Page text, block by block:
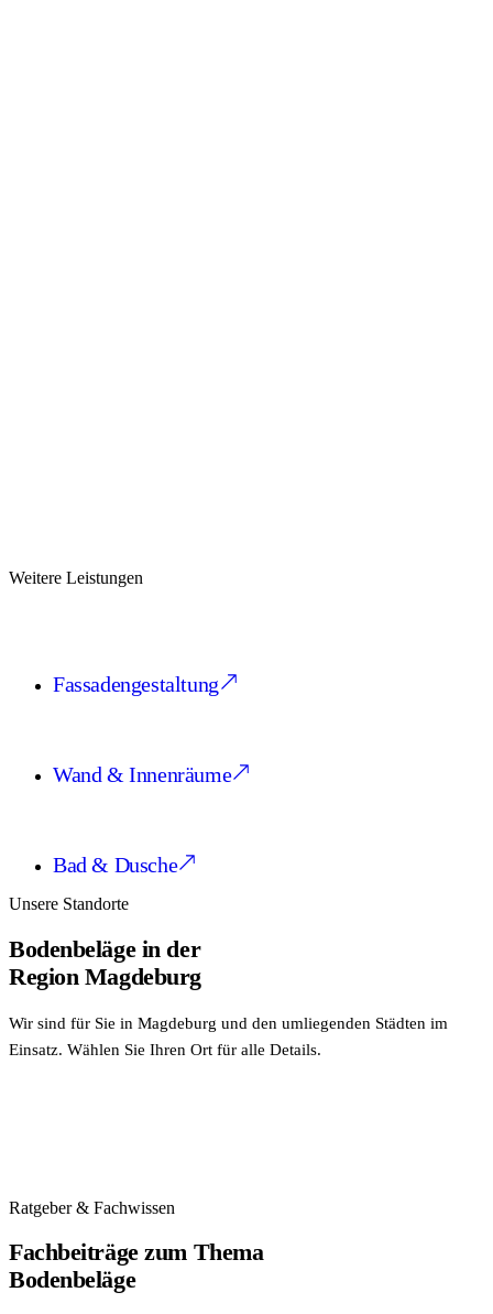
Weitere Leistungen
Fassadengestaltung
Wand & Innenräume
Bad & Dusche
Unsere Standorte
Bodenbelägein der
Region Magdeburg
Wir sind für Sie in Magdeburg und den umliegenden Städten im
Einsatz. Wählen Sie Ihren Ort für alle Details.
Ratgeber & Fachwissen
Fachbeiträge zum Thema
Bodenbeläge